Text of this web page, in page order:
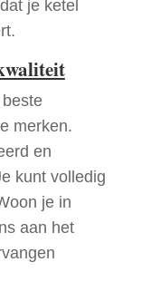
je ketel
merken.
en
kunt volledig
je in
aan het